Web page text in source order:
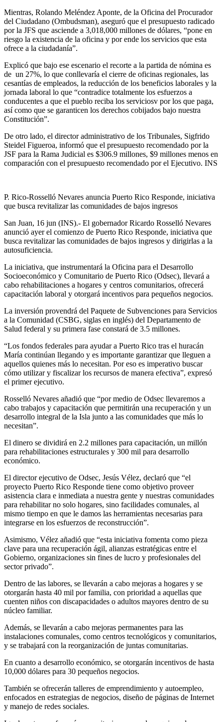
Mientras, Rolando Meléndez Aponte, de la Oficina del Procurador
del Ciudadano (Ombudsman), aseguró que el presupuesto radicado
por la JFS que asciende a 3,018,000 millones de dólares, “pone en
riesgo la existencia de la oficina y por ende los servicios que esta
ofrece a la ciudadanía”.
Explicó que bajo ese escenario el recorte a la partida de nómina es
de un 27%, lo que conllevaría el cierre de oficinas regionales, las
cesantías de empleados, la reducción de los beneficios laborales y la
jornada laboral lo que “contradice totalmente los esfuerzos a
conducentes a que el pueblo reciba los serviciosv por los que paga,
así como que se garanticen los derechos cobijados bajo nuestra
Constitución”.
De otro lado, el director administrativo de los Tribunales, Sigfrido
Steidel Figueroa, informó que el presupuesto recomendado por la
JSF para la Rama Judicial es $306.9 millones, $9 millones menos en
comparación con el presupuesto recomendado por el Ejecutivo. INS
P. Rico-Rosselló Nevares anuncia Puerto Rico Responde, iniciativa
que busca revitalizar las comunidades de bajos ingresos
San Juan, 16 jun (INS).- El gobernador Ricardo Rosselló Nevares
anunció ayer el comienzo de Puerto Rico Responde, iniciativa que
busca revitalizar las comunidades de bajos ingresos y dirigirlas a la
autosuficiencia.
La iniciativa, que instrumentará la Oficina para el Desarrollo
Socioeconómico y Comunitario de Puerto Rico (Odsec), llevará a
cabo rehabilitaciones a hogares y centros comunitarios, ofrecerá
capacitación laboral y otorgará incentivos para pequeños negocios.
La inversión provendrá del Paquete de Subvenciones para Servicios
a la Comunidad (CSBG, siglas en inglés) del Departamento de
Salud federal y su primera fase constará de 3.5 millones.
“Los fondos federales para ayudar a Puerto Rico tras el huracán
María continúan llegando y es importante garantizar que lleguen a
aquellos quienes más lo necesitan. Por eso es imperativo buscar
cómo utilizar y fiscalizar los recursos de manera efectiva”, expresó
el primer ejecutivo.
Rosselló Nevares añadió que “por medio de Odsec llevaremos a
cabo trabajos y capacitación que permitirán una recuperación y un
desarrollo integral de la Isla junto a las comunidades que más lo
necesitan”.
El dinero se dividirá en 2.2 millones para capacitación, un millón
para rehabilitaciones estructurales y 300 mil para desarrollo
económico.
El director ejecutivo de Odsec, Jesús Vélez, declaró que “el
proyecto Puerto Rico Responde tiene como objetivo proveer
asistencia clara e inmediata a nuestra gente y nuestras comunidades
para rehabilitar no solo hogares, sino facilidades comunales, al
mismo tiempo en que le damos las herramientas necesarias para
integrarse en los esfuerzos de reconstrucción”.
Asimismo, Vélez añadió que “esta iniciativa fomenta como pieza
clave para una recuperación ágil, alianzas estratégicas entre el
Gobierno, organizaciones sin fines de lucro y profesionales del
sector privado”.
Dentro de las labores, se llevarán a cabo mejoras a hogares y se
otorgarán hasta 40 mil por familia, con prioridad a aquellas que
cuenten niños con discapacidades o adultos mayores dentro de su
núcleo familiar.
Además, se llevarán a cabo mejoras permanentes para las
instalaciones comunales, como centros tecnológicos y comunitarios,
y se trabajará con la reorganización de juntas comunitarias.
En cuanto a desarrollo económico, se otorgarán incentivos de hasta
10,000 dólares para 30 pequeños negocios.
También se ofrecerán talleres de emprendimiento y autoempleo,
enfocados en estrategias de negocios, diseño de páginas de Internet
y manejo de redes sociales.